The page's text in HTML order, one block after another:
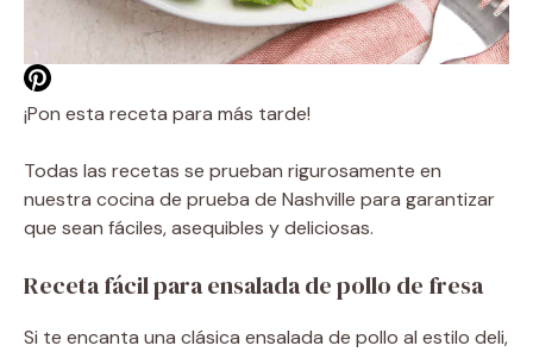
¡Pon esta receta para más tarde!
Todas las recetas se prueban rigurosamente en
nuestra cocina de prueba de Nashville para garantizar
que sean fáciles, asequibles y deliciosas.
Receta fácil para ensalada de pollo de fresa
Si te encanta una clásica ensalada de pollo al estilo deli,